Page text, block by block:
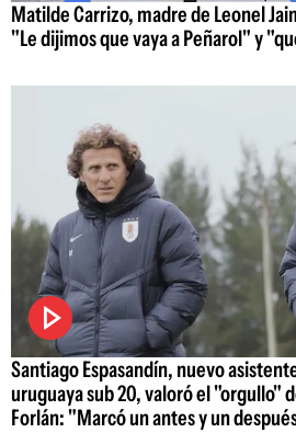
Matilde Carrizo, madre de Leonel
"Le dijimos que vaya a Peñarol" y
Santiago Espasandín, nuevo
uruguaya sub 20, valoró el "orgullo"
Forlán: "Marcó un antes y un